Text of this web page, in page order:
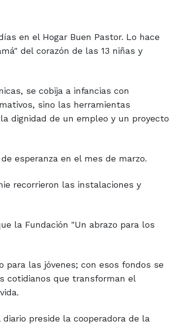
en el Hogar Buen Pastor. Lo hace
del corazón de las 13 niñas y
se cobija a infancias con
sino las herramientas
dignidad de un empleo y un proyecto
esperanza en el mes de marzo.
recorrieron las instalaciones y
la Fundación "Un abrazo para los
las jóvenes; con esos fondos se
cotidianos que transforman el
preside la cooperadora de la